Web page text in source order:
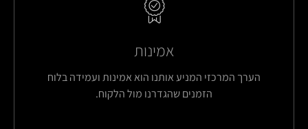
אמינות
הערך המרכזי המניע אותנו הוא אמינות ועמידה בלוח
הזמנים שהגדרנו מול הלקוח.